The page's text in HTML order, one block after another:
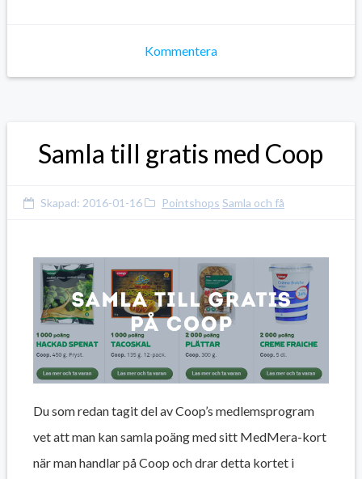
Kommentera
Samla till gratis med Coop
Skapad: 2016-01-16 Pointshops Samla och få
Du som redan tagit del av Coop’s medlemsprogram
vet att man kan samla poäng med sitt MedMera-kort
när man handlar på Coop och drar detta kortet i